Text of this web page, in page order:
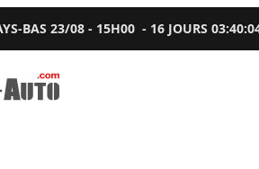
BAS 23/08 - 15H00 - 16 JOURS03:40: